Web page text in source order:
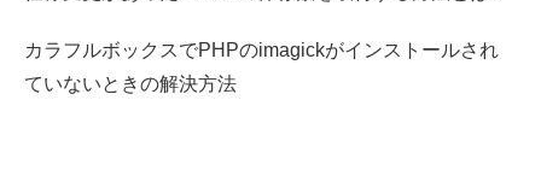
カラフルボックスでPHPのimagickがインストールされ
ていないときの解決方法